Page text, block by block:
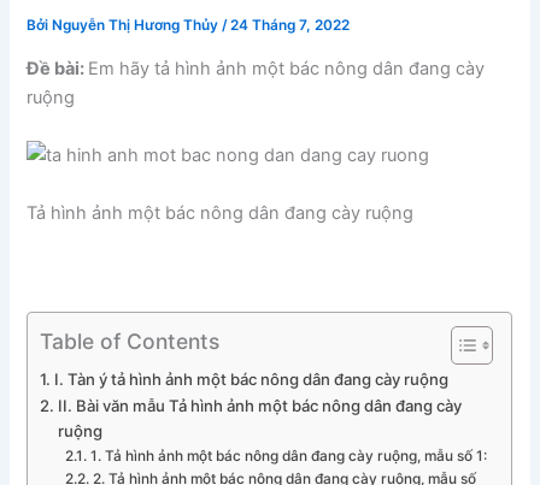
Bởi Nguyễn Thị Hương Thủy/24 Tháng 7, 2022
Đề bài: Em hãy tả hình ảnh một bác nông dân đang cày
ruộng
Tả hình ảnh một bác nông dân đang cày ruộng
Table of Contents
I. Tàn ý tả hình ảnh một bác nông dân đang cày ruộng
II. Bài văn mẫu Tả hình ảnh một bác nông dân đang cày
ruộng
1. Tả hình ảnh một bác nông dân đang cày ruộng, mẫu số 1:
2. Tả hình ảnh một bác nông dân đang cày ruộng, mẫu số